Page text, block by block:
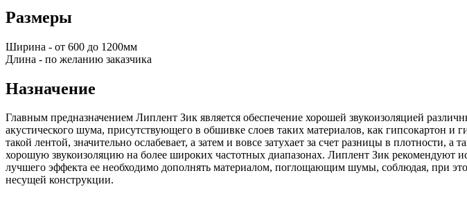
Размеры
Ширина - от 600 до 1200мм
Длина - по желанию заказчика
Назначение
Главным предназначением Липлент Зик является обеспечение хорошей звукоизоляцией
акустического шума, присутствующего в обшивке слоев таких материалов, как гипсокартон и
такой лентой, значительно ослабевает, а затем и вовсе затухает за счет разницы в плотности,
хорошую звукоизоляцию на более широких частотных диапазонах. Липлент Зик рекомендуют
лучшего эффекта ее необходимо дополнять материалом, поглощающим шумы, соблюдая, при
несущей конструкции.